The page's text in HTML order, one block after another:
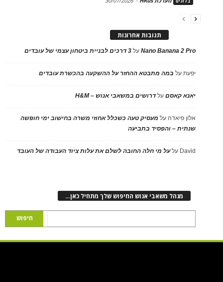
תגובות אחרונות
Nano Banana 2 Proעל 3 דרכים לבניית ביטחון עצמי של עובדים
יפעתעל במה מתבטא ההחזר על ההשקעה בהכשרת עובדים
יאנא קאסםעלדרושים במשאבי אנוש – H&M
אלון פיאדה על מעסיק טעה כשכלל אחוזי משרה בחישוב ימי חופשה
שנתית – והפסיד בתביעה
David עלעל מי חלה החובה לשלם את עלות ציוד העבודה של העובד
מנהל משאבי אנוש החיפוש שלך מתחיל כאן…